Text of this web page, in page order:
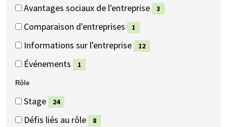
Pourquoi
nous
Pourquoi
nous
Avantages sociaux de l'entreprise
(3
éléments)
3
Comparaison d'entreprises
(1
1
Informations sur l'entreprise
(12
12
Événements
(1
1
Rôle
Rôle
Rôle
Stage
(24
24
Défis liés au rôle
8